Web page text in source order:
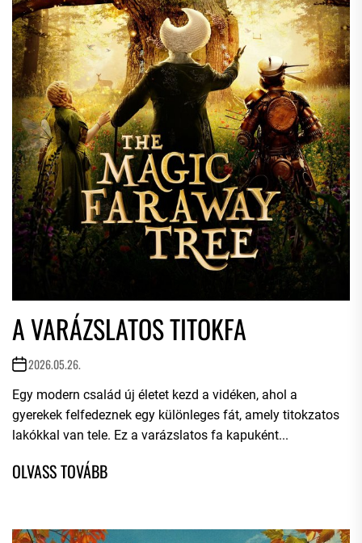
A VARÁZSLATOS TITOKFA
2026.05.26.
Egy modern család új életet kezd a vidéken, ahol a
gyerekek felfedeznek egy különleges fát, amely titokzatos
lakókkal van tele. Ez a varázslatos fa kapuként...